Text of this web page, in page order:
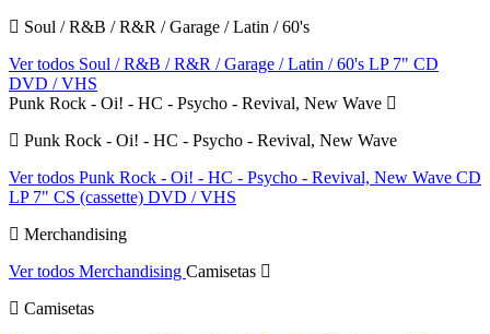
Soul / R&B / R&R / Garage / Latin / 60's
Ver todos Soul / R&B / R&R / Garage / Latin / 60's LP 7" CD
DVD / VHS
Punk Rock - Oi! - HC - Psycho - Revival, New Wave
Punk Rock - Oi! - HC - Psycho - Revival, New Wave
Ver todos Punk Rock - Oi! - HC - Psycho - Revival, New Wave CD
LP 7" CS (cassette) DVD / VHS
Merchandising
Ver todos Merchandising Camisetas
Camisetas